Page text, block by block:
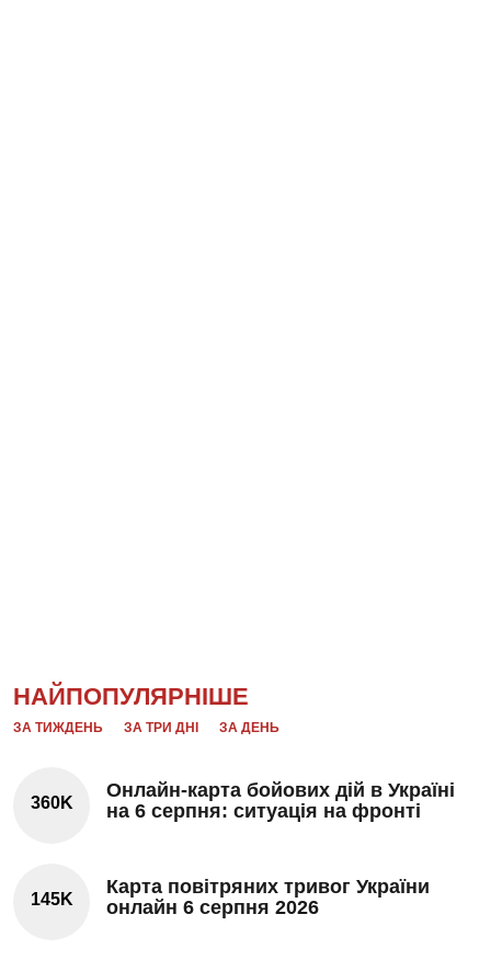
НАЙПОПУЛЯРНІШЕ
ЗА ТИЖДЕНЬ ЗА ТРИ ДНІ ЗА ДЕНЬ
360K
Онлайн-карта бойових дій в Україні
на 6 серпня: ситуація на фронті
145K
Карта повітряних тривог України
онлайн 6 серпня 2026